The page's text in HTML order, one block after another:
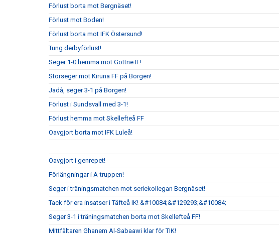
Förlust borta mot Bergnäset!
Förlust mot Boden!
Förlust borta mot IFK Östersund!
Tung derbyförlust!
Seger 1-0 hemma mot Gottne IF!
Storseger mot Kiruna FF på Borgen!
Jadå, seger 3-1 på Borgen!
Förlust i Sundsvall med 3-1!
Förlust hemma mot Skellefteå FF
Oavgjort borta mot IFK Luleå!
Oavgjort i genrepet!
Förlängningar i A-truppen!
Seger i träningsmatchen mot seriekollegan Bergnäset!
Tack för era insatser i Täfteå IK! &#10084;&#129293;&#10084;
Seger 3-1 i träningsmatchen borta mot Skellefteå FF!
Mittfältaren Ghanem Al-Sabaawi klar för TIK!